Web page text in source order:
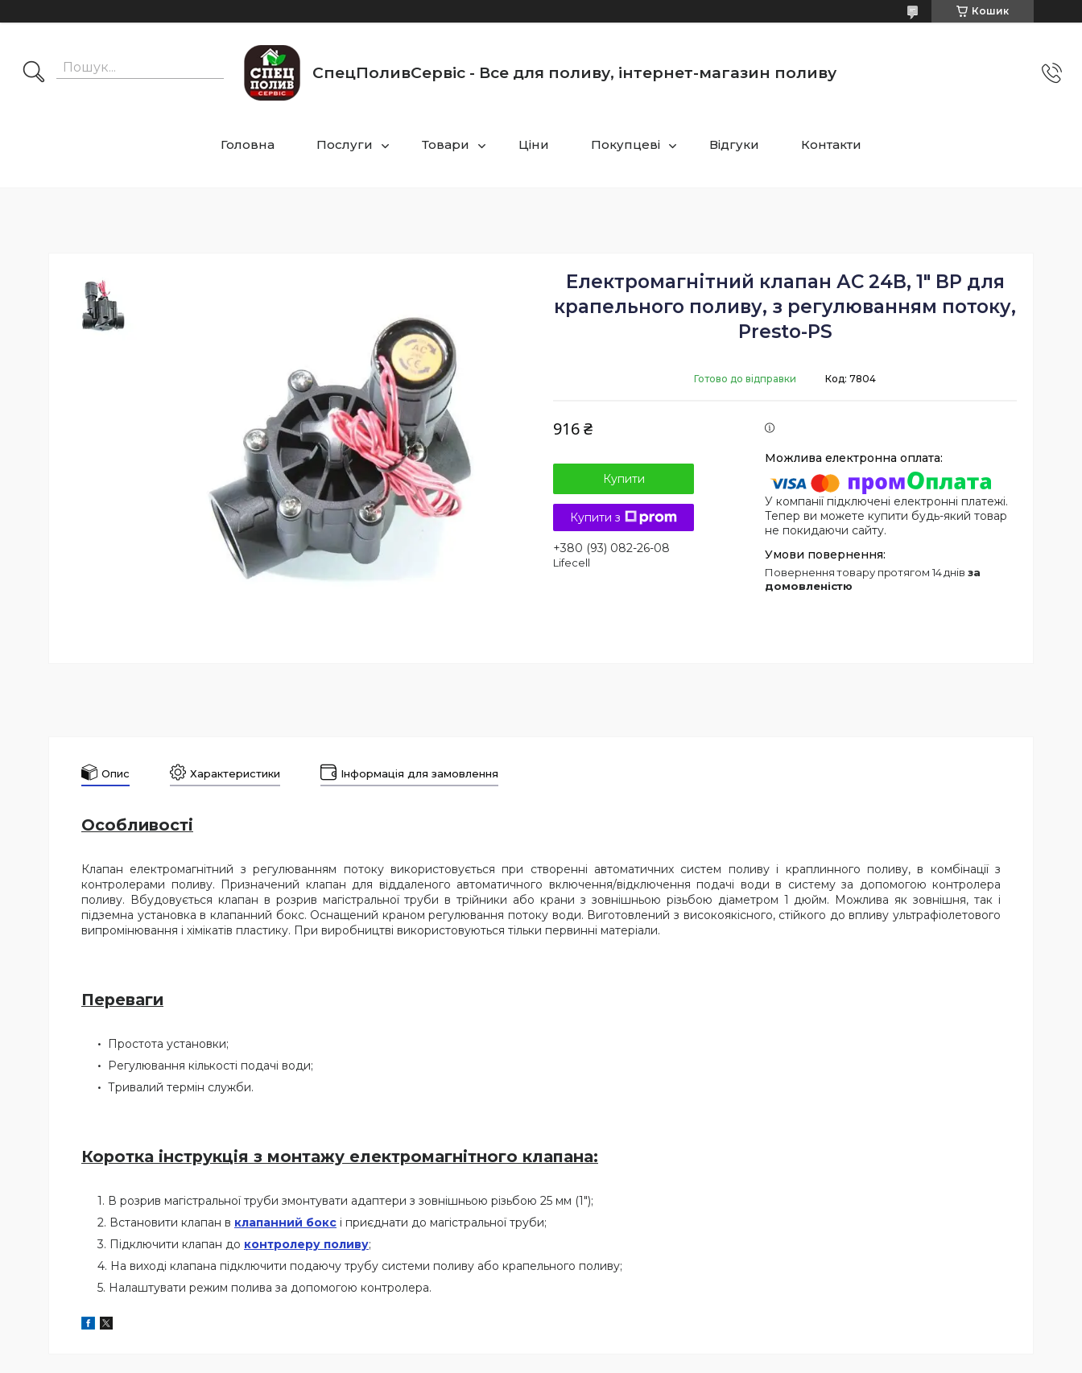
Кошик
СпецПоливСервіс - Все для поливу, інтернет-магазин поливу
Головна Послуги Товари Ціни Покупцеві Відгуки Контакти
Електромагнітний клапан АС 24В, 1" ВР для
крапельного поливу, з регулюванням потоку,
Presto-PS
Готово до відправки Код: 7804
916 ₴
Купити
Купити з
+380 (93) 082-26-08
Lifecell
У компанії підключені електронні платежі.
Тепер ви можете купити будь-який товар
не покидаючи сайту.
повернення товару протягом 14 днів за
домовленістю
Опис Характеристики Інформація для замовлення
Особливості
Клапан електромагнітний з регулюванням потоку використовується при створенні автоматичних систем поливу і краплинного поливу, в комбінації з
контролерами поливу. Призначений клапан для віддаленого автоматичного включення/відключення подачі води в систему за допомогою контролера
поливу. Вбудовується клапан в розрив магістральної труби в трійники або крани з зовнішньою різьбою діаметром 1 дюйм. Можлива як зовнішня, так і
підземна установка в клапанний бокс. Оснащений краном регулювання потоку води. Виготовлений з високоякісного, стійкого до впливу ультрафіолетового
випромінювання і хімікатів пластику. При виробництві використовуються тільки первинні матеріали.
Переваги
Простота установки;
Регулювання кількості подачі води;
Тривалий термін служби.
Коротка інструкція з монтажу електромагнітного клапана:
В розрив магістральної труби змонтувати адаптери з зовнішньою різьбою 25 мм (1");
Встановити клапан в клапанний бокс і приєднати до магістральної труби;
Підключити клапан до контролеру поливу;
На виході клапана підключити подаючу трубу системи поливу або крапельного поливу;
Налаштувати режим полива за допомогою контролера.